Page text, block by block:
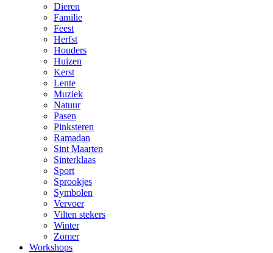
Dieren
Familie
Feest
Herfst
Houders
Huizen
Kerst
Lente
Muziek
Natuur
Pasen
Pinksteren
Ramadan
Sint Maarten
Sinterklaas
Sport
Sprookjes
Symbolen
Vervoer
Vilten stekers
Winter
Zomer
Workshops